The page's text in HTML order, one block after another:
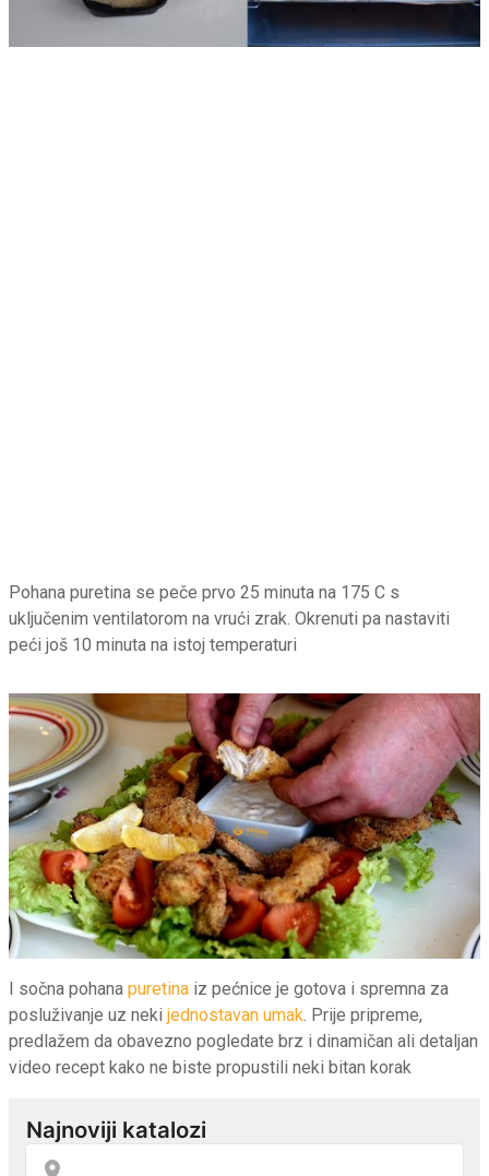
Pohana puretina se peče prvo 25 minuta na 175 C s
uključenim ventilatorom na vrući zrak. Okrenuti pa nastaviti
peći još 10 minuta na istoj temperaturi
I sočna pohana puretina iz pećnice je gotova i spremna za
posluživanje uz neki jednostavan umak. Prije pripreme,
predlažem da obavezno pogledate brz i dinamičan ali detaljan
video recept kako ne biste propustili neki bitan korak